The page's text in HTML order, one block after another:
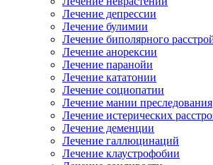
Лечение депрессии
Лечение булимии
Лечение биполярного
Лечение анорексии
Лечение паранойи
Лечение кататонии
Лечение социопатии
Лечение мании преследования
Лечение истерических
Лечение деменции
Лечение галлюцинаций
Лечение клаустрофобии